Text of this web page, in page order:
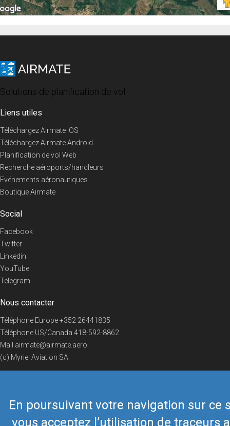
En poursuivant votre navigation sur ce
vous acceptez l’utilisation de traceurs
Solutions de planification de vol
Liens utiles
Téléchargez Airmate iOS
Téléchargez Airmate Android
Planification de vol Web
Recherche aéroports/handleurs
Evénements aéronautiques
Boutique Airmate
Social
Facebook
Twitter
Linkedin
YouTube
Telegram
Nous contacter
Téléphone Europe+352 26441835
Téléphone US/Canada 418-592-8862
Mail airmate@airmate.aero
(c) Myriel Aviation SA
© 2019 Airmate - Conditions d'utilisation -Vie privée Back to top